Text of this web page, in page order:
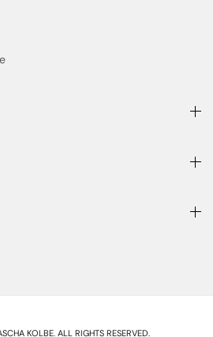
KOLBE. ALL RIGHTS RESERVED.